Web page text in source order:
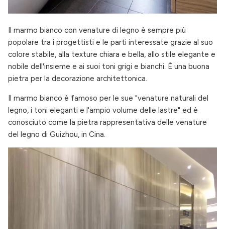
Il marmo bianco con venature di legno è sempre più
popolare tra i progettisti e le parti interessate grazie al suo
colore stabile, alla texture chiara e bella, allo stile elegante e
nobile dell'insieme e ai suoi toni grigi e bianchi. È una buona
pietra per la decorazione architettonica.
Il marmo bianco è famoso per le sue "venature naturali del
legno, i toni eleganti e l'ampio volume delle lastre" ed è
conosciuto come la pietra rappresentativa delle venature
del legno di Guizhou, in Cina.